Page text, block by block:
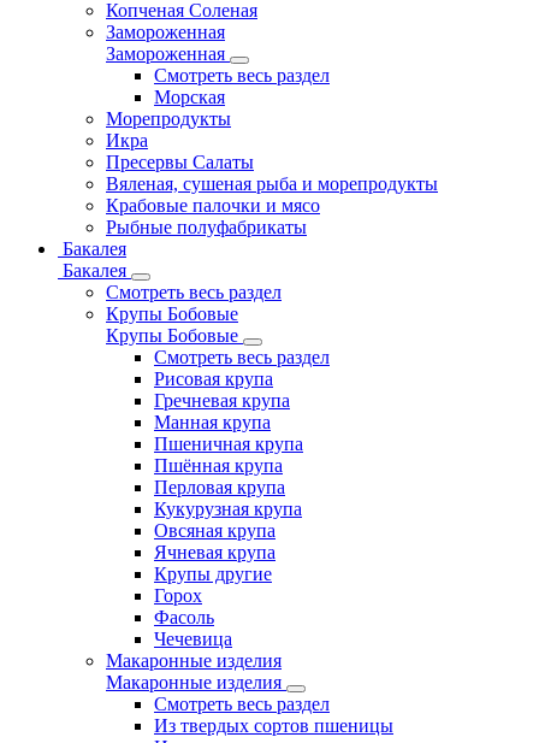
Копченая Соленая
Замороженная
Замороженная
Смотреть весь раздел
Морская
Морепродукты
Икра
Пресервы Салаты
Вяленая, сушеная рыба и морепродукты
Крабовые палочки и мясо
Рыбные полуфабрикаты
Бакалея
Бакалея
Смотреть весь раздел
Крупы Бобовые
Крупы Бобовые
Смотреть весь раздел
Рисовая крупа
Гречневая крупа
Манная крупа
Пшеничная крупа
Пшённая крупа
Перловая крупа
Кукурузная крупа
Овсяная крупа
Ячневая крупа
Крупы другие
Горох
Фасоль
Чечевица
Макаронные изделия
Макаронные изделия
Смотреть весь раздел
Из твердых сортов пшеницы